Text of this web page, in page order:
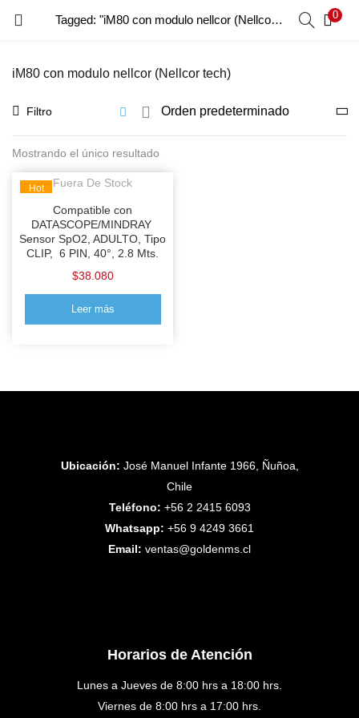
Tagged: "iM80 con modulo nellcor (Nellcor tech)" 0
INICIO DE SESIÓN REGISTRO
Introduzca su nombre de usuario y contraseña para iniciar
Recordar Datos
Recuperar Contraseña
iM80 con modulo nellcor (Nellcor tech)
Filtro
Mostrando el único resultado
Hot Fuera De Stock
Compatible con
DATASCOPE/MINDRAY
Sensor SpO2, ADULTO, Tipo
CLIP, 6 PIN, 40°, 2.8 Mts.
$38.080
Leer más
Ubicación: José Manuel Infante 1966, Ñuñoa,
Chile
Teléfono: +56 2 2415 6093
Whatsapp: +56 9 4249 3661
Email: ventas@goldenms.cl
Horarios de Atención
Lunes a Jueves de 8:00 hrs a 18:00 hrs.
Viernes de 8:00 hrs a 17:00 hrs.